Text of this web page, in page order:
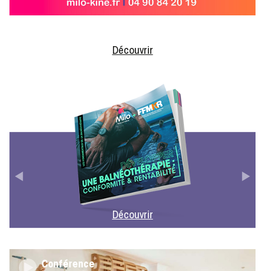
Découvrir
Découvrir
Conférence